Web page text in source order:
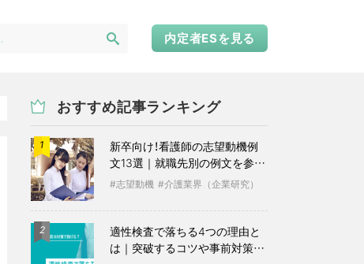
内定者ESを見る
おすすめ記事ランキング
1
新卒向け！看護師の志望動機例
文13選｜就職先別の例文を参考
に志望動機 介護業界（企業研究）
2
適性検査で落ちる4つの理由と
は｜突破するコツや事前対策も